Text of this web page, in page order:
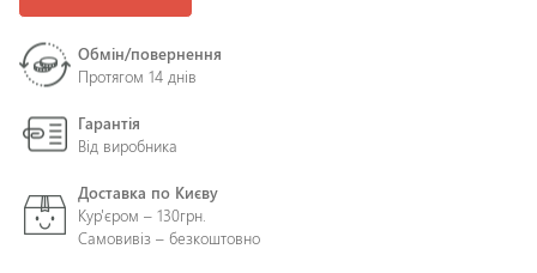
Обмін/повернення
Протягом 14 днів
Гарантія
Від виробника
Доставка по Києву
Кур'єром – 130грн.
Самовивіз – безкоштовно